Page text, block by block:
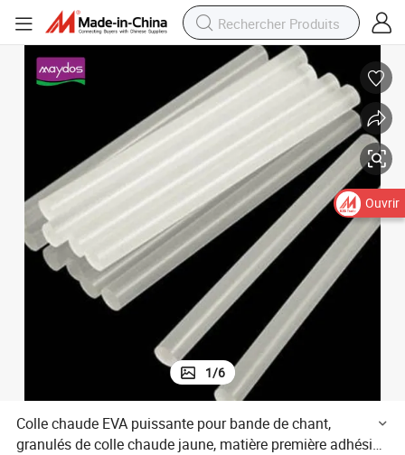
1/6
Colle chaude EVA puissante pour bande de chant,
granulés de colle chaude jaune, matière première adhésive
Ouvrir